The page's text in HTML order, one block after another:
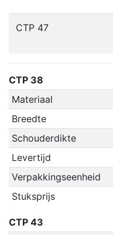
CTP 47
CTP 38
Materiaal
Breedte
Schouderdikte
Levertijd
Verpakkingseenheid
Stuksprijs
CTP 43